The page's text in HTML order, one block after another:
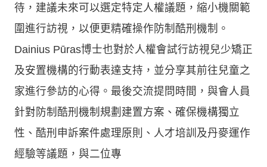
待，建議未來可以選定特定人權議題，縮小機關範
圍進行訪視，以便更精確操作防制酷刑機制。
Dainius Pūras博士也對於人權會試行訪視兒少矯正
及安置機構的行動表達支持，並分享其前往兒童之
家進行參訪的心得。最後交流提問時間，與會人員
針對防制酷刑機制規劃建置方案、確保機構獨立
性、酷刑申訴案件處理原則、人才培訓及丹麥運作
經驗等議題，與二位專